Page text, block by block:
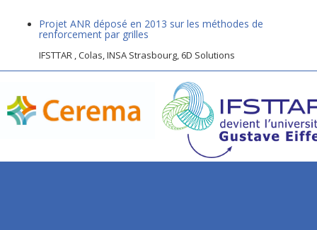
Projet ANR déposé en 2013 sur les méthodes de
renforcement par grilles
IFSTTAR , Colas, INSA Strasbourg, 6D Solutions